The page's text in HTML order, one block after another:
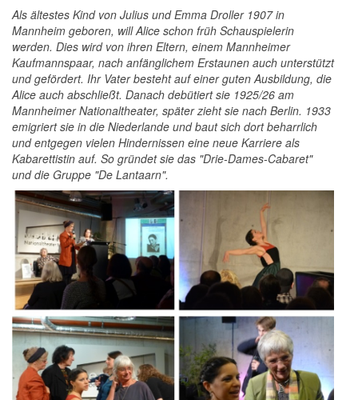
Als ältestes Kind von Julius und Emma Droller 1907 in
Mannheim geboren, will Alice schon früh Schauspielerin
werden. Dies wird von ihren Eltern, einem Mannheimer
Kaufmannspaar, nach anfänglichem Erstaunen auch unterstützt
und gefördert. Ihr Vater besteht auf einer guten Ausbildung, die
Alice auch abschließt. Danach debütiert sie 1925/26 am
Mannheimer Nationaltheater, später zieht sie nach Berlin. 1933
emigriert sie in die Niederlande und baut sich dort beharrlich
und entgegen vielen Hindernissen eine neue Karriere als
Kabarettistin auf. So gründet sie das "Drie-Dames-Cabaret"
und die Gruppe "De Lantaarn".